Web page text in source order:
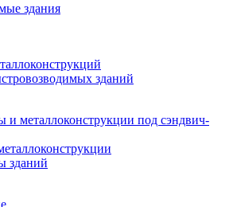
здания
зданий
и металлоконструкции под сэндвич-
зданий